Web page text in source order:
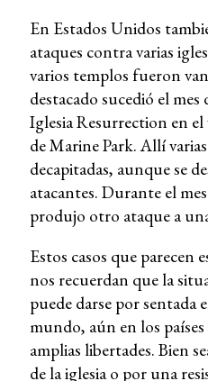
En Estados Unidos
ataques contra varias
varios templos fueron
destacado sucedió el
Iglesia Resurrection en
de Marine Park. Allí
decapitadas, aunque se
atacantes. Durante el
produjo otro ataque a
Estos casos que parecen
nos recuerdan que la
puede darse por sentada
mundo, aún en los
amplias libertades. Bien
de la iglesia o por una